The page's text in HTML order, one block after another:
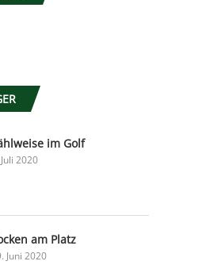
im Golf
2020
am Platz
Juni 2020